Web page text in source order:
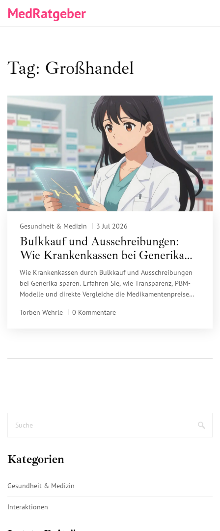
MedRatgeber
Tag: Großhandel
Gesundheit & Medizin 3 Jul 2026
Bulkkauf und Ausschreibungen:
Wie Krankenkassen bei Generika
sparen
Wie Krankenkassen durch Bulkkauf und Ausschreibungen
bei Generika sparen. Erfahren Sie, wie Transparenz, PBM-
Modelle und direkte Vergleiche die Medikamentenpreise
Torben Wehrle
0 Kommentare
Kategorien
Gesundheit & Medizin
Interaktionen